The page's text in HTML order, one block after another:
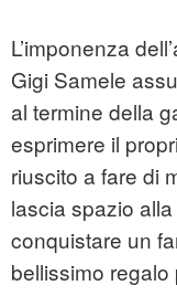
L’imponenza
Gigi Samele
al termine della
esprimere il
riuscito a fare di
lascia spazio
conquistare un
bellissimo regalo